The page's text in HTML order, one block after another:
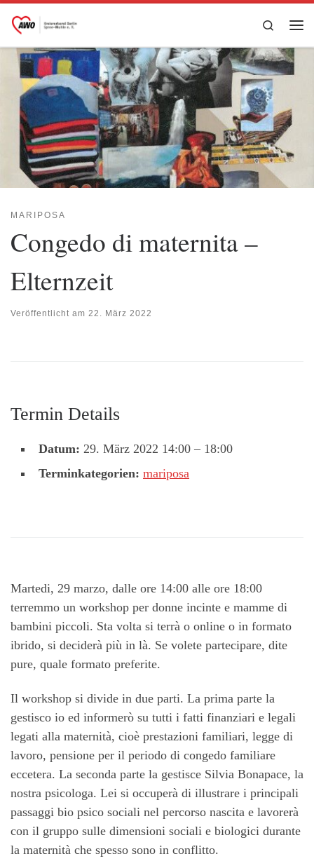
Zum Inhalt springen
Search
MARIPOSA
Congedo di maternita –
Elternzeit
Veröffentlicht am 22. März 2022
Termin Details
Datum: 29. März 2022 14:00 – 18:00
Terminkategorien: mariposa
Martedi, 29 marzo, dalle ore 14:00 alle ore 18:00
terremmo un workshop per donne incinte e mamme di
bambini piccoli. Sta volta si terrà o online o in formato
ibrido, si deciderà più in là. Se volete partecipare, dite
pure, quale formato preferite.
Il workshop si divide in due parti. La prima parte la
gestisco io ed informerò su tutti i fatti finanziari e legali
legati alla maternità, cioè prestazioni familiari, legge di
lavoro, pensione per il periodo di congedo familiare
eccetera. La seconda parte la gestisce Silvia Bonapace, la
nostra psicologa. Lei si occuperà di illustrare i principali
passaggi bio psico sociali nel percorso nascita e lavorerà
con il gruppo sulle dimensioni sociali e biologici durante
la maternità che spesso sono in conflitto.